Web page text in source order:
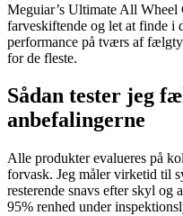
Meguiar’s Ultimate All Wheel
farveskiftende og let at finde i
performance på tværs af
for de fleste.
Sådan tester jeg
anbefalingerne
Alle produkter evalueres på
forvask. Jeg måler virketid til
resterende snavs efter skyl og
95% renhed under